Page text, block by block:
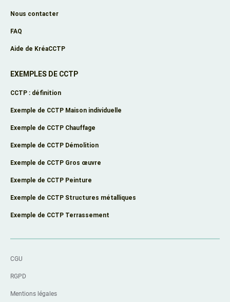
Nous contacter
FAQ
Aide de KréaCCTP
EXEMPLES DE CCTP
CCTP : définition
Exemple de CCTP Maison individuelle
Exemple de CCTP Chauffage
Exemple de CCTP Démolition
Exemple de CCTP Gros œuvre
Exemple de CCTP Peinture
Exemple de CCTP Structures métalliques
Exemple de CCTP Terrassement
CGU
RGPD
Mentions légales